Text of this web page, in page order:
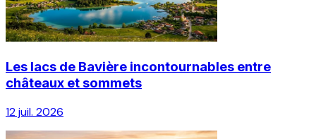
Les lacs de Bavière incontournables entre
châteaux et sommets
12 juil. 2026